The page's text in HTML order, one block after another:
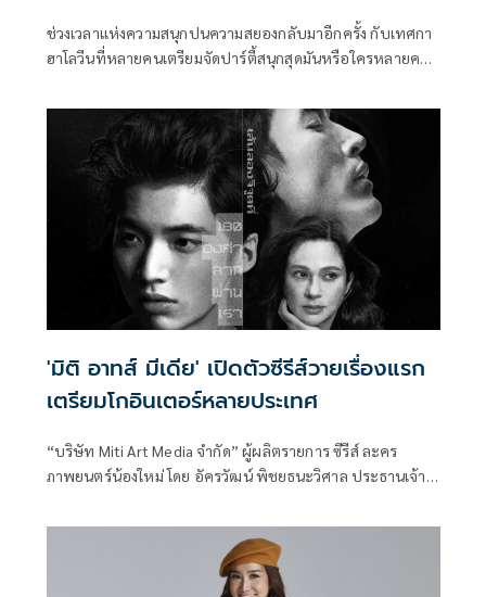
ช่วงเวลาแห่งความสนุกปนความสยองกลับมาอีกครั้ง กับเทศกา
ฮาโลวีนที่หลายคนเตรียมจัดปาร์ตี้สนุกสุดมันหรือใครหลายคนก็
อ้ายฉีอี้ ได้เตรียมคัดสรร ละครหนังซีรีส์สุดสยองเอาใจสายหวีด
แบบจุก แจกลิตส์ ผี ทุกสไตล์เอาไว้ให้ได้ชมกันแล้วเริ่มจากละคร
ตำนานผีผ้าสุดคลาสสิค
'มิติ อาทส์ มีเดีย' เปิดตัวซีรีส์วายเรื่องแรก
เตรียมโกอินเตอร์หลายประเทศ
“บริษัท Miti Art Media จำกัด” ผู้ผลิตรายการ ซีรีส์ ละคร
ภาพยนตร์น้องใหม่ โดย อัครวัฒน์ พิชยธนะวิศาล ประธานเจ้า
ปัจจุบันบริษัทได้มีการลงทุน 15 ล้านบาท เปิดตัวซีรีส์เรื่องแรก
อย่างแรก “เส้นลองติจูดที่ 180 องศา ลากผ่านเรา” ซีรีส์แนวมัลติ
เลเยอร์ดรามา (Multilayer Drama) เนื้อหาเข้มข้นแนวใหม่